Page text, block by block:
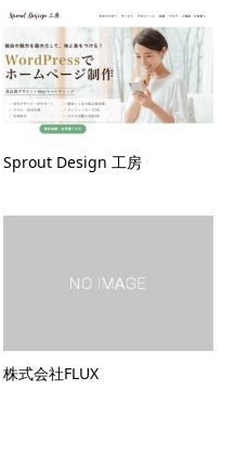
Sprout Design 工房
株式会社FLUX